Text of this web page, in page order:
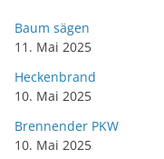
Baum sägen
11. Mai 2025
Heckenbrand
10. Mai 2025
Brennender PKW
10. Mai 2025